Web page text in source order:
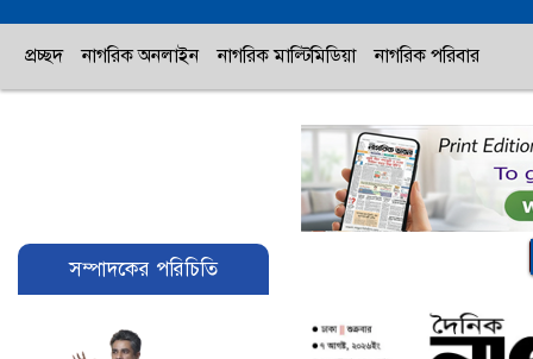
প্রচ্ছদ নাগরিক অনলাইন নাগরিক মাল্টিমিডিয়া নাগরিক পরিবার
সম্পাদকের পরিচিতি